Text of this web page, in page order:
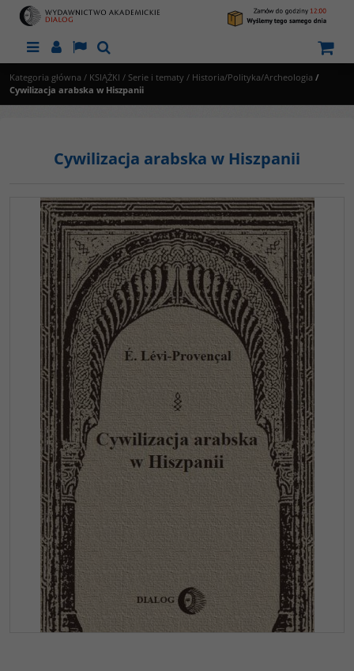
MenuPanelLangSzukaj
Kategoria główna / KSIĄŻKI / Serie i tematy / Historia/Polityka/Archeologia /
Cywilizacja arabska w Hiszpanii
Cywilizacja arabska w Hiszpanii